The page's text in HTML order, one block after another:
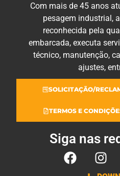
Com mais de 45 anos
pesagem industrial,
reconhecida pela
embarcada, executa
técnico, manutenção,
ajustes,
SOLICITAÇÃO/
TERMOS E
Siga nas